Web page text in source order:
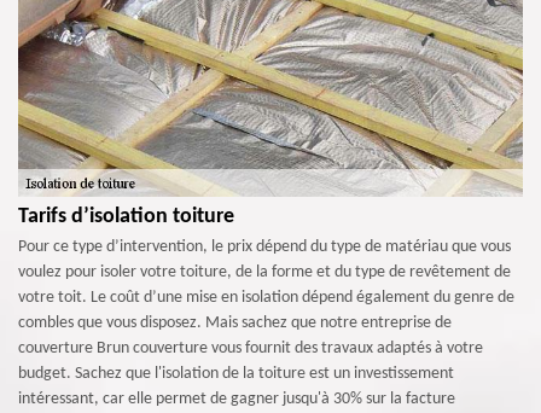
Tarifs d’isolation toiture
Pour ce type d’intervention, le prix dépend du type de matériau que vous
voulez pour isoler votre toiture, de la forme et du type de revêtement de
votre toit. Le coût d’une mise en isolation dépend également du genre de
combles que vous disposez. Mais sachez que notre entreprise de
couverture Brun couverture vous fournit des travaux adaptés à votre
budget. Sachez que l'isolation de la toiture est un investissement
intéressant, car elle permet de gagner jusqu'à 30% sur la facture